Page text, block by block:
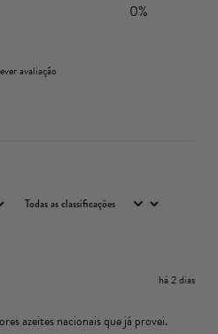
0%
avaliação
há 2 dias
azeites nacionais que já provei.